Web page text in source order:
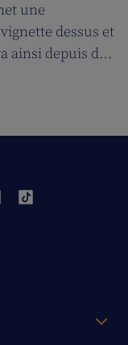
une
dessus et
ainsi depuis des